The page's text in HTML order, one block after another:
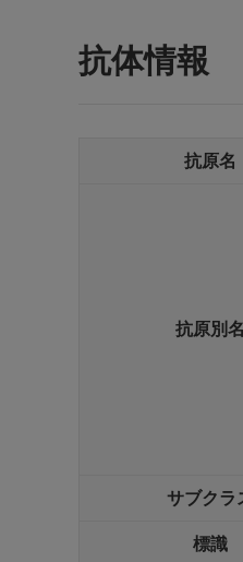
抗体情報
抗原名
抗原別名
サブクラ
標識